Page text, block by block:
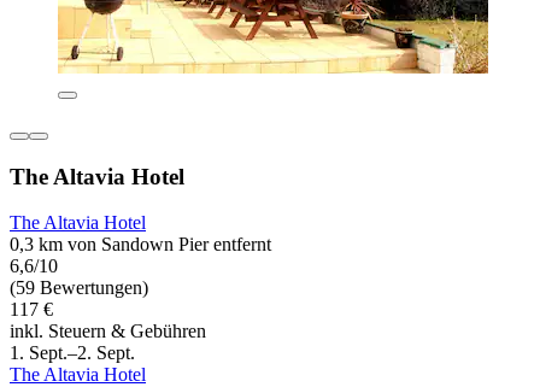
The Altavia Hotel
The Altavia Hotel
0,3 km von Sandown Pier entfernt
6,6/10
(59 Bewertungen)
117 €
inkl. Steuern & Gebühren
1. Sept.–2. Sept.
The Altavia Hotel